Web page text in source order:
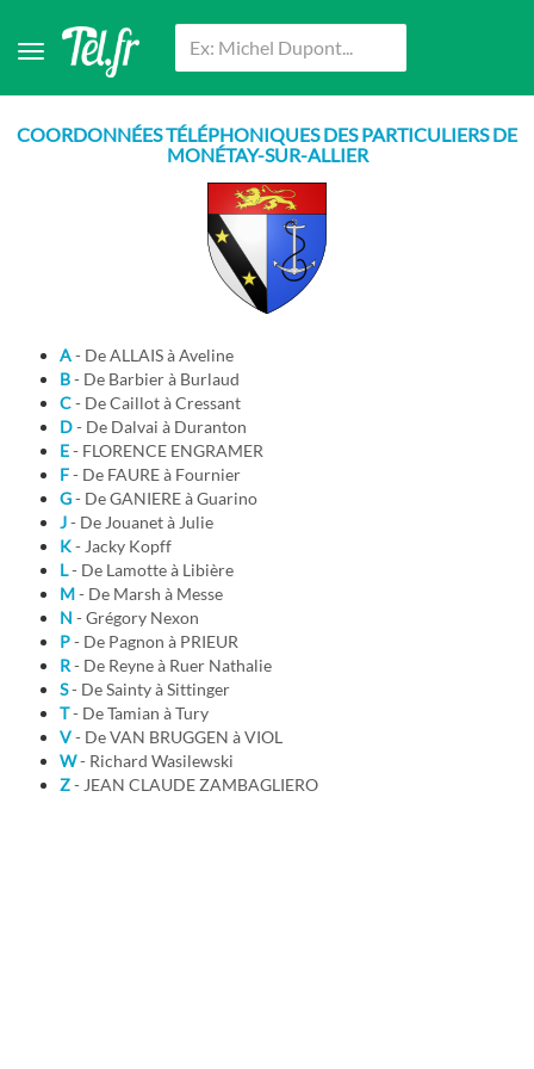
COORDONNÉES TÉLÉPHONIQUES DES PARTICULIERS DE
MONÉTAY-SUR-ALLIER
A
- De ALLAIS à Aveline
B
- De Barbier à Burlaud
C
- De Caillot à Cressant
D
- De Dalvai à Duranton
E
- FLORENCE ENGRAMER
F
- De FAURE à Fournier
G
- De GANIERE à Guarino
J
- De Jouanet à Julie
K
- Jacky Kopff
L
- De Lamotte à Libière
M
- De Marsh à Messe
N
- Grégory Nexon
P
- De Pagnon à PRIEUR
R
- De Reyne à Ruer Nathalie
S
- De Sainty à Sittinger
T
- De Tamian à Tury
V
- De VAN BRUGGEN à VIOL
W
- Richard Wasilewski
Z
- JEAN CLAUDE ZAMBAGLIERO